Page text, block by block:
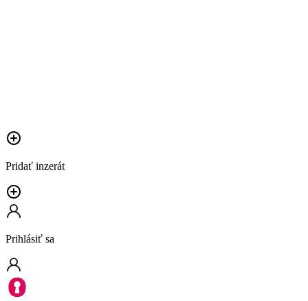
Pridať inzerát
Prihlásiť sa